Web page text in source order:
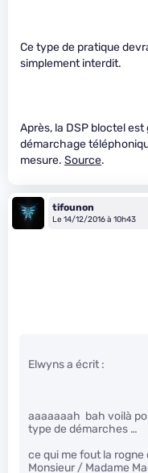
Ce type de pratique
simplement interdit.
Après, la DSP bloctel
démarchage
mesure. Source.
tifounon
Le 14/12/2016 à 10h43
Elwyns a écrit :
aaaaaaah bah voilà
type de démarches …
ce qui me fout la rogne
Monsieur / Madame